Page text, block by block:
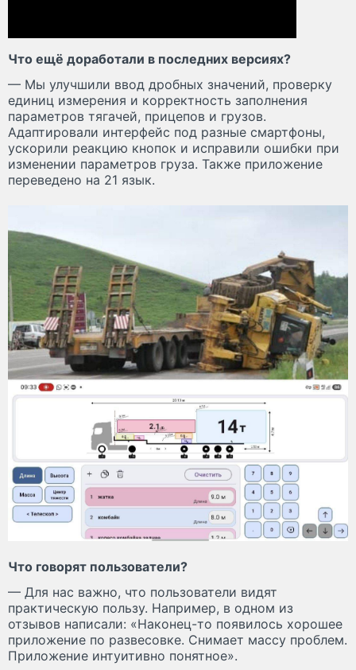
Что ещё доработали в последних версиях?
— Мы улучшили ввод дробных значений, проверку
единиц измерения и корректность заполнения
параметров тягачей, прицепов и грузов.
Адаптировали интерфейс под разные смартфоны,
ускорили реакцию кнопок и исправили ошибки при
изменении параметров груза. Также приложение
переведено на 21 язык.
Что говорят пользователи?
— Для нас важно, что пользователи видят
практическую пользу. Например, в одном из
отзывов написали: «Наконец-то появилось хорошее
приложение по развесовке. Снимает массу проблем.
Приложение интуитивно понятное».